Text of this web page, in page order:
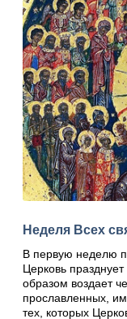
Неделя Всех
В первую неделю
Церковь
образом воздает
прославленных,
тех, которых